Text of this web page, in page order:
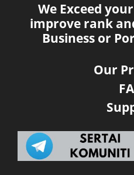
We Exceed
improve rank
Business or
Our